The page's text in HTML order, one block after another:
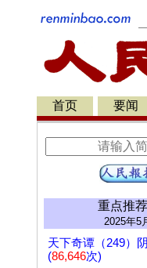
首页 要闻
重点推
2025年5
天下奇谭（249）
(86,646次)